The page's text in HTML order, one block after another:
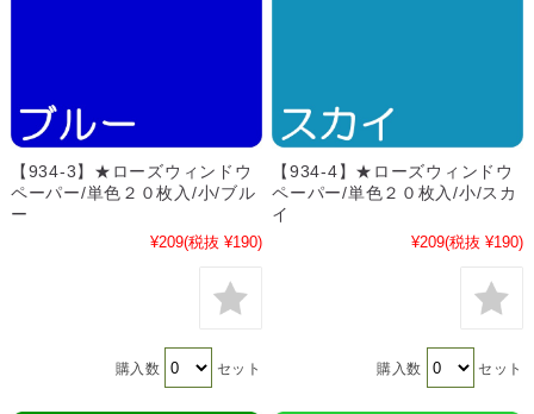
【934-3】★ローズウィンドウ
ペーパー/単色２０枚入/小/ブル
ー
¥209(税抜 ¥190)
購入数 セット
【934-4】★ローズウィンドウ
ペーパー/単色２０枚入/小/スカ
イ
¥209(税抜 ¥190)
購入数 セット